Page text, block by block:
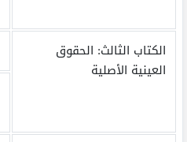
الكتاب الثالث: الحقوق
العينية الأصلية